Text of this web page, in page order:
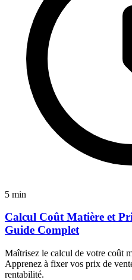
5 min
Calcul Coût Matière et
Guide Complet
Maîtrisez le calcul de votre coût
Apprenez à fixer vos prix de
rentabilité.